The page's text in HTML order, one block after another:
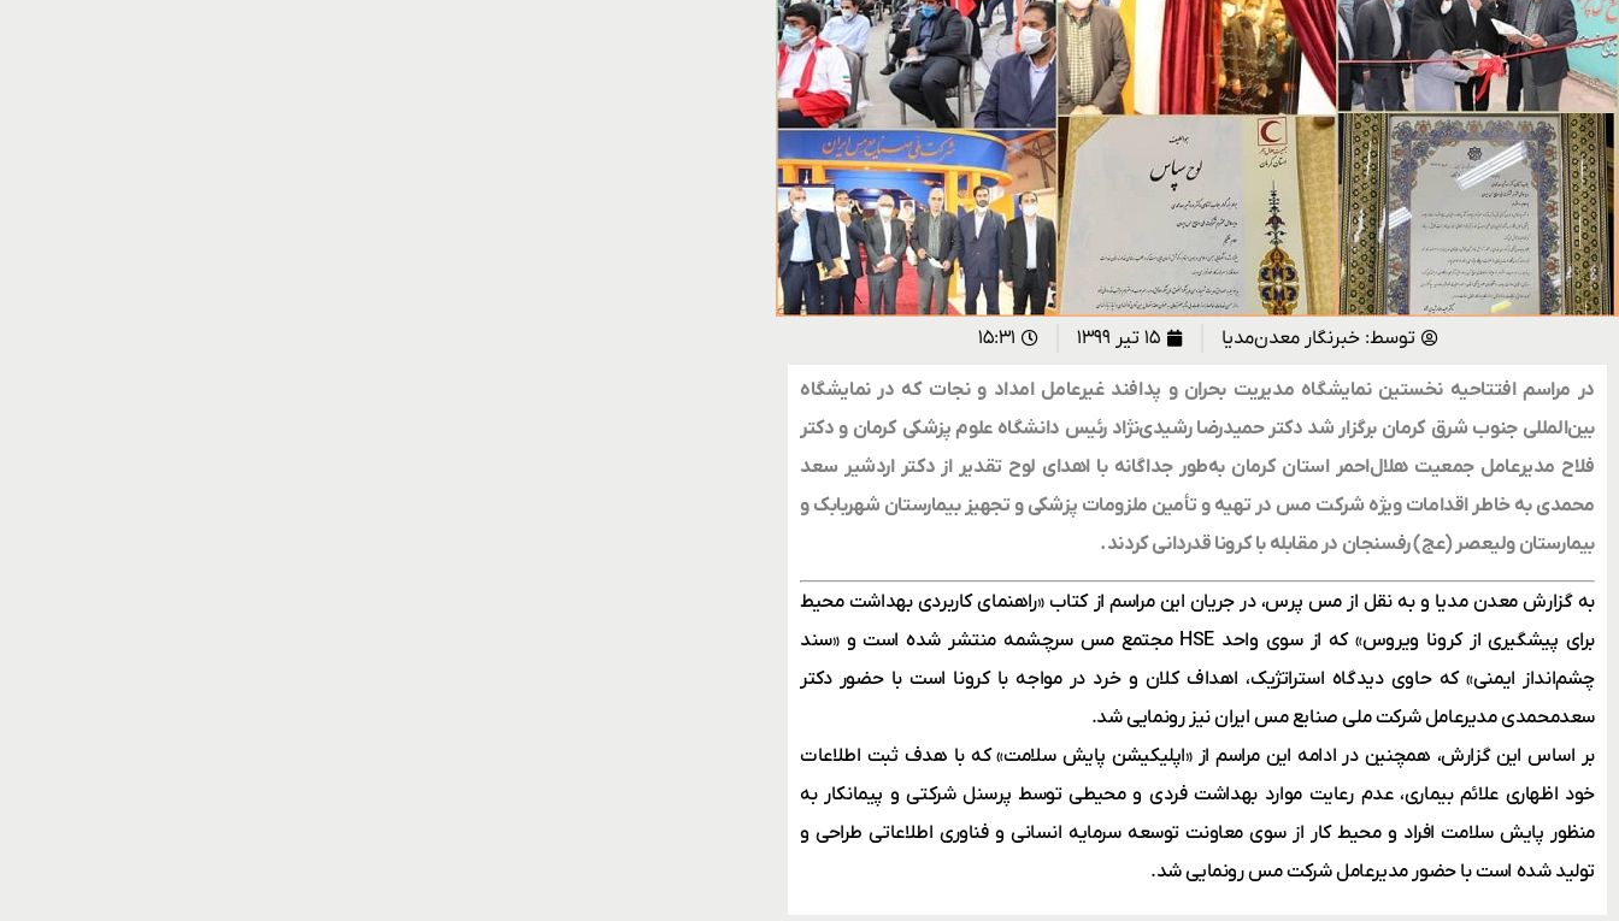
توسط: خبرنگار معدن‌مدیا ۱۵ تیر ۱۳۹۹ ۱۵:۳۱
در مراسم افتتاحیه نخستین نمایشگاه مدیریت بحران و پدافند غیرعامل امداد و نجات که در نمایشگاه
بین‌المللی جنوب شرق کرمان برگزار شد دکتر حمیدرضا رشیدی‌نژاد رئیس دانشگاه علوم پزشکی کرمان و دکتر
فلاح مدیرعامل جمعیت هلال‌احمر استان کرمان به‌طور جداگانه با اهدای لوح تقدیر از دکتر اردشیر سعد
محمدی به خاطر اقدامات ویژه شرکت مس در تهیه و تأمین ملزومات پزشکی و تجهیز بیمارستان شهربابک و
بیمارستان ولیعصر (عج) رفسنجان در مقابله با کرونا قدردانی کردند.
به گزارش معدن مدیا و به نقل از مس پرس، در جریان این مراسم از کتاب «راهنمای کاربردی بهداشت محیط
برای پیشگیری از کرونا ویروس» که از سوی واحد HSE مجتمع مس سرچشمه منتشر شده است و «سند
چشم‌انداز ایمنی» که حاوی دیدگاه ‌استراتژیک، اهداف کلان و خرد در مواجه با کرونا است با حضور دکتر
سعدمحمدی مدیرعامل شرکت ملی صنایع مس ایران نیز رونمایی شد.
بر اساس این گزارش، همچنین در ادامه این مراسم از «اپلیکیشن پایش سلامت» که با هدف ثبت اطلاعات
خود اظهاری علائم بیماری، عدم رعایت موارد بهداشت فردی و محیطی توسط پرسنل شرکتی و پیمانکار به
منظور پایش سلامت افراد و محیط کار از سوی معاونت توسعه سرمایه انسانی و فناوری اطلاعاتی طراحی و
تولید شده است با حضور مدیرعامل شرکت مس رونمایی شد.